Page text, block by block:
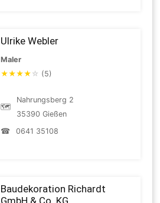
Ulrike Webler
Maler
★★★★ ☆ (5)
🗺
Nahrungsberg 2
35390 Gießen
☎
0641 35108
Baudekoration Richardt
GmbH & Co. KG